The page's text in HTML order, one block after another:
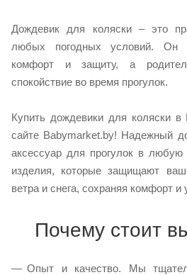
Дождевик для коляски – это
любых погодных условий. Он
комфорт и защиту, а
спокойствие во время прогулок.
Купить дождевики для коляски
сайте Babymarket.by! Надежный
аксессуар для прогулок в
изделия, которые защищают
ветра и снега, сохраняя комфорт и
Почему стоит
Опыт и качество. Мы